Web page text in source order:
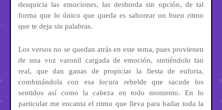
desquicia las emociones, las desborda sin opción, de tal
forma que lo único que queda es saborear un buen ritmo
que te deja sin palabras.
Los versos no se quedan atrás en este tema, pues provienen
de una voz varonil cargada de emoción, sintiéndolo tan
real, que dan ganas de propiciar la fiesta de euforia,
combinándola con esa locura rebelde que sacude los
sentidos así como la cabeza en todo momento. En lo
particular me encanta el ritmo que lleva para bailar toda la